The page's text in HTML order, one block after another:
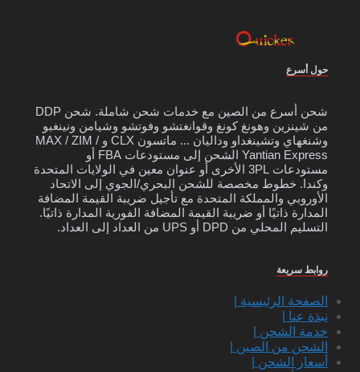
حول أسرع
شحن أسرع من الصين مع خدمات شحن شاملة. شحن DDP
من شينزين وهونغ كونغ وقوانغتشو وفوتشو وشيامن ونينغبو
وشنغهاي وتشينغداو وداليان ... ماتسون CLX و MAX / ZIM /
Yantian Express الشحن إلى مستودعات FBA أو
مستودعات 3PL الأخرى أو عنوان معين في الولايات المتحدة
وكندا. خطوط مخصصة للشحن البحري/الجوي إلى الاتحاد
الأوروبي والمملكة المتحدة مع تأجيل ضريبة القيمة المضافة
المدارة ذاتيًا أو ضريبة القيمة المضافة الفورية المدارة ذاتيًا.
التسليم المحلي من DPD أو UPS من العداد إلى العداد.
روابط سريعة
الصفحة الرئيسية |
نبذة عنا |
خدمة الشحن |
الشحن من الصين |
أسعار الشحن |